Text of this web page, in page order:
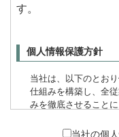
す。
個人情報保護方針
当社は、以下のとお
仕組みを構築し、全
みを徹底させること
当社の個